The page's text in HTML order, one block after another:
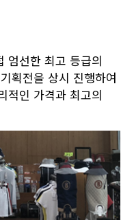
엄선한 최고 등급의
획전을 상시 진행하여
적인 가격과 최고의